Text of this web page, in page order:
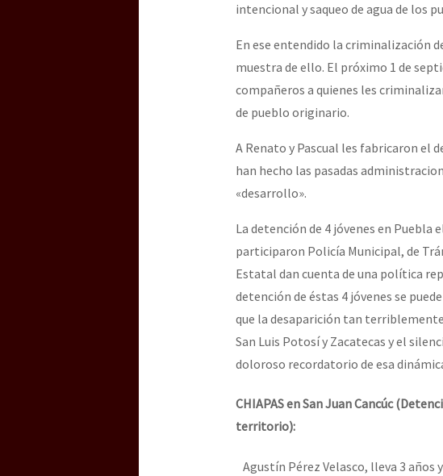
intencional y saqueo de agua de los
En ese entendido la criminalización
muestra de ello. El próximo 1 de
compañeros a quienes les
de pueblo originario.
A Renato y Pascual les fabricaron el
han hecho las pasadas
«desarrollo».
La detención de 4 jóvenes en Puebla
participaron Policía Municipal, de
Estatal dan cuenta de una política
detención de éstas 4 jóvenes se
que la desaparición tan
San Luis Potosí y Zacatecas y el
doloroso recordatorio de esa
CHIAPAS en San Juan Cancúc
territorio):
Agustín Pérez Velasco, lleva 3 años